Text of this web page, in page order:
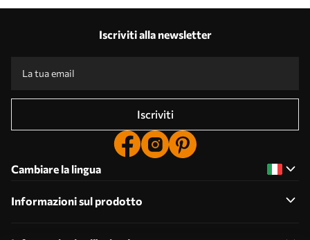
Iscriviti alla newsletter
Iscriviti
Cambiare la lingua
Informazioni sul prodotto